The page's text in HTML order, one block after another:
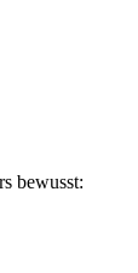
bewusst: